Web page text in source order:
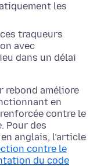
les
traqueurs
avec
dans un délai
rebond améliore
en
contre le
. Pour des
anglais, l’article
contre le
du code